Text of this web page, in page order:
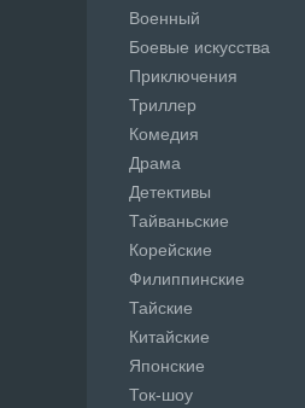
Военный
Боевые искусства
Приключения
Триллер
Комедия
Драма
Детективы
Тайваньские
Корейские
Филиппинские
Тайские
Китайские
Японские
Ток-шоу